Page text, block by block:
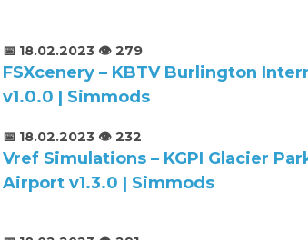
📅 18.02.2023 👁️ 279
FSXcenery – KBTV Burlington
v1.0.0 | Simmods
📅 18.02.2023 👁️ 232
Vref Simulations – KGPI Glacier
Airport v1.3.0 | Simmods